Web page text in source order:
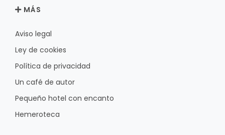
MÁS
Aviso legal
Ley de cookies
Política de privacidad
Un café de autor
Pequeño hotel con encanto
Hemeroteca